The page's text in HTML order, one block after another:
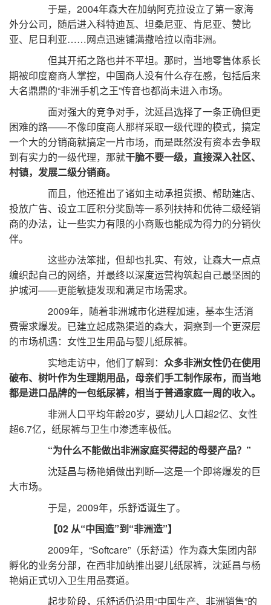
于是，2004年森大在加纳阿克拉设立了第一家海
外分公司，随后进入科特迪瓦、坦桑尼亚、肯尼亚、赞比
亚、尼日利亚……网点迅速铺满撒哈拉以南非洲。
但其开拓之路也并不平坦。那时，当地零售体系长
期被印度裔商人掌控，中国商人没有什么存在感，包括后来
大名鼎鼎的“非洲手机之王”传音也都尚未进入市场。
面对强大的竞争对手，沈延昌选择了一条正确但更
困难的路——不像印度商人那样采取一级代理的模式，搞定
一个大的分销商就搞定一片市场，而是既然没有资本去争取
到有实力的一级代理，那就干脆不要一级，直接深入社区、
村镇，发展二级分销商。
而且，他还推出了诸如主动承担货损、帮助建店、
投放广告、设立工匠积分奖励等一系列扶持和优待二级经销
商的办法，让一些实力有限的小商贩也能成为得力的分销伙
伴。
这些办法笨拙，但却也扎实、有效，让森大一点点
编织起自己的网络，并最终以深度运营构筑起自己最坚固的
护城河——更能敏捷发现和满足市场需求。
2009年，随着非洲城市化进程加速，基本生活消
费需求爆发。已建立起成熟渠道的森大，洞察到一个更深层
的市场机遇：女性卫生用品与婴儿纸尿裤。
实地走访中，他们了解到： 众多非洲女性仍在使用
破布、树叶作为生理期用品，母亲们手工制作尿布，而当地
都是进口品牌的一包纸尿裤，相当于普通家庭一周的收入。
非洲人口平均年龄20岁，婴幼儿人口超2亿、女性
超6.7亿，纸尿裤与卫生巾渗透率极低。
“为什么不能做出非洲家庭买得起的母婴产品？”
沈延昌与杨艳娟做出判断—这是一个即将爆发的巨
大市场。
于是，2009年，乐舒适诞生了。
【02 从“中国造”到“非洲造”】
2009年，“Softcare”（乐舒适）作为森大集团内部
孵化的业务分部，在西非加纳推出婴儿纸尿裤，沈延昌与杨
艳娟正式切入卫生用品赛道。
起步阶段，乐舒适仍沿用“中国生产、非洲销售”的